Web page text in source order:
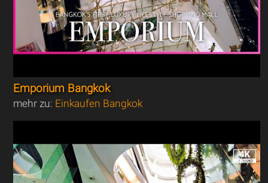
Emporium Bangkok
mehr zu: Einkaufen Bangkok